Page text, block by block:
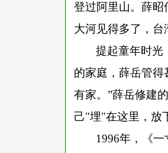
登过阿里山。薛昭
大河见得多了，
提起童年时光
的家庭，薛岳管得
有家。 ”薛岳修建
己"埋"在这里，放
1996年，《